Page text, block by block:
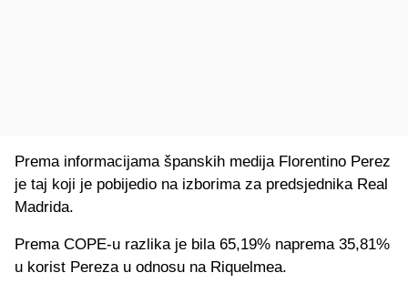
Prema informacijama španskih medija Florentino Perez
je taj koji je pobijedio na izborima za predsjednika Real
Madrida.
Prema COPE-u razlika je bila 65,19% naprema 35,81%
u korist Pereza u odnosu na Riquelmea.